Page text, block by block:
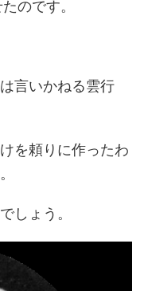
のです。
言いかねる雲行
を頼りに作ったわ
しょう。